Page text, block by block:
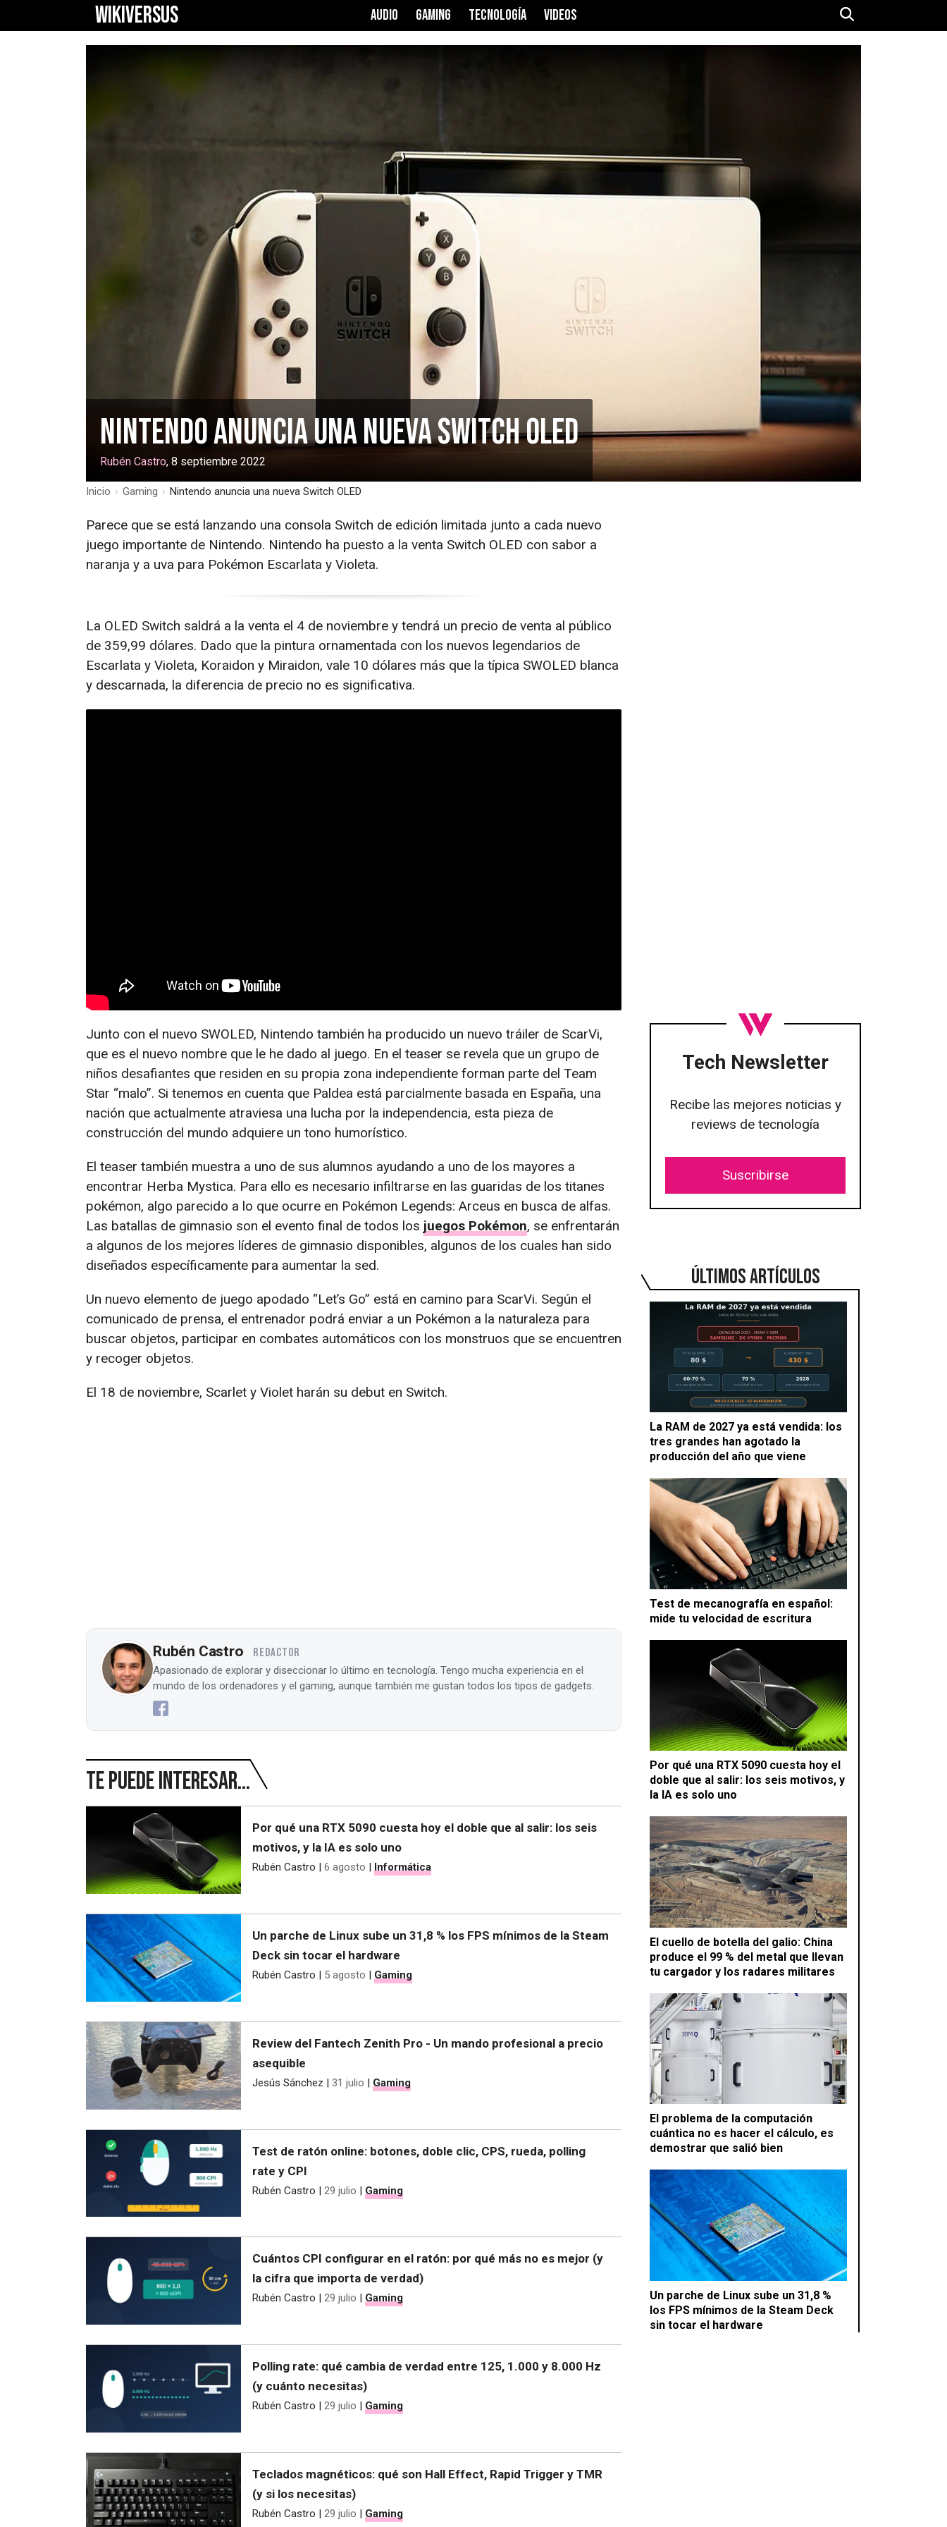
WIKIVERSUS AUDIO GAMING TECNOLOGÍA VIDEOS
Nintendo anuncia una nueva Switch OLED
Rubén Castro, 8 septiembre 2022
Inicio › Gaming › Nintendo anuncia una nueva Switch OLED
Tech Newsletter
Recibe las mejores noticias y
reviews de tecnología
Suscribirse
ÚLTIMOS ARTÍCULOS
La RAM de 2027 ya está vendida: los
tres grandes han agotado la
producción del año que viene
Test de mecanografía en español:
mide tu velocidad de escritura
Por qué una RTX 5090 cuesta hoy el
doble que al salir: los seis motivos, y
la IA es solo uno
El cuello de botella del galio: China
produce el 99 % del metal que llevan
tu cargador y los radares militares
El problema de la computación
cuántica no es hacer el cálculo, es
demostrar que salió bien
Un parche de Linux sube un 31,8 %
los FPS mínimos de la Steam Deck
sin tocar el hardware
Parece que se está lanzando una consola Switch de edición limitada junto a cada nuevo
juego importante de Nintendo. Nintendo ha puesto a la venta Switch OLED con sabor a
naranja y a uva para Pokémon Escarlata y Violeta.
La OLED Switch saldrá a la venta el 4 de noviembre y tendrá un precio de venta al público
de 359,99 dólares. Dado que la pintura ornamentada con los nuevos legendarios de
Escarlata y Violeta, Koraidon y Miraidon, vale 10 dólares más que la típica SWOLED blanca
y descarnada, la diferencia de precio no es significativa.
Junto con el nuevo SWOLED, Nintendo también ha producido un nuevo tráiler de ScarVi,
que es el nuevo nombre que le he dado al juego. En el teaser se revela que un grupo de
niños desafiantes que residen en su propia zona independiente forman parte del Team
Star “malo”. Si tenemos en cuenta que Paldea está parcialmente basada en España, una
nación que actualmente atraviesa una lucha por la independencia, esta pieza de
construcción del mundo adquiere un tono humorístico.
El teaser también muestra a uno de sus alumnos ayudando a uno de los mayores a
encontrar Herba Mystica. Para ello es necesario infiltrarse en las guaridas de los titanes
pokémon, algo parecido a lo que ocurre en Pokémon Legends: Arceus en busca de alfas.
Las batallas de gimnasio son el evento final de todos los juegos Pokémon, se enfrentarán
a algunos de los mejores líderes de gimnasio disponibles, algunos de los cuales han sido
diseñados específicamente para aumentar la sed.
Un nuevo elemento de juego apodado “Let’s Go” está en camino para ScarVi. Según el
comunicado de prensa, el entrenador podrá enviar a un Pokémon a la naturaleza para
buscar objetos, participar en combates automáticos con los monstruos que se encuentren
y recoger objetos.
El 18 de noviembre, Scarlet y Violet harán su debut en Switch.
Rubén Castro REDACTOR
Apasionado de explorar y diseccionar lo último en tecnología. Tengo mucha experiencia en el
mundo de los ordenadores y el gaming, aunque también me gustan todos los tipos de gadgets.
Te puede interesar...
Por qué una RTX 5090 cuesta hoy el doble que al salir: los seis
motivos, y la IA es solo uno
Rubén Castro | 6 agosto | Informática
Un parche de Linux sube un 31,8 % los FPS mínimos de la Steam
Deck sin tocar el hardware
Rubén Castro | 5 agosto | Gaming
Review del Fantech Zenith Pro - Un mando profesional a precio
asequible
Jesús Sánchez | 31 julio | Gaming
Test de ratón online: botones, doble clic, CPS, rueda, polling
rate y CPI
Rubén Castro | 29 julio | Gaming
Cuántos CPI configurar en el ratón: por qué más no es mejor (y
la cifra que importa de verdad)
Rubén Castro | 29 julio | Gaming
Polling rate: qué cambia de verdad entre 125, 1.000 y 8.000 Hz
(y cuánto necesitas)
Rubén Castro | 29 julio | Gaming
Teclados magnéticos: qué son Hall Effect, Rapid Trigger y TMR
(y si los necesitas)
Rubén Castro | 29 julio | Gaming